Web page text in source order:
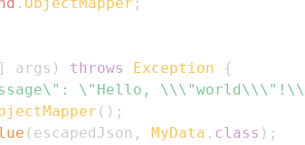
] args ) throws Exception
{
\"Hello,
( ) ;
( escapedJson , MyData . class ) ;